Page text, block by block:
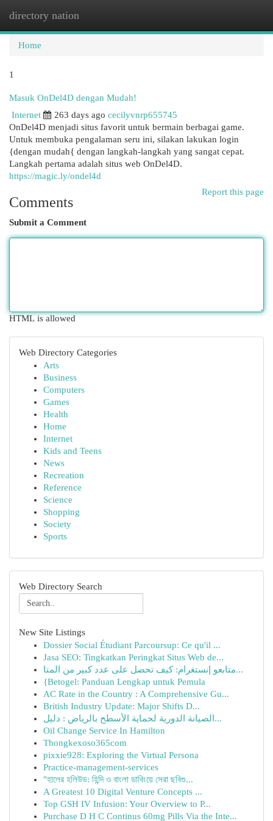
directory nation
Home
1
Masuk OnDel4D dengan Mudah!
Internet
263 days ago cecilyvnrp655745
OnDel4D menjadi situs favorit untuk bermain berbagai game.
Untuk membuka pengalaman seru ini, silakan lakukan login
{dengan mudah{ dengan langkah-langkah yang sangat cepat.
Langkah pertama adalah situs web OnDel4D.
https://magic.ly/ondel4d
Report this page
Comments
Submit a Comment
HTML is allowed
Web Directory Categories
Arts
Business
Computers
Games
Health
Home
Internet
Kids and Teens
News
Recreation
Reference
Science
Shopping
Society
Sports
Web Directory Search
New Site Listings
Dossier Social Étudiant Parcoursup: Ce qu'il ...
Jasa SEO: Tingkatkan Peringkat Situs Web de...
متابعو إنستغرام: كيف تحصل على عدد كبير من المتا...
{Betogel: Panduan Lengkap untuk Pemula
AC Rate in the Country : A Comprehensive Gu...
British Industry Update: Major Shifts D...
الصيانة الدورية لحماية الأسطح بالرياض : دليل...
Oil Change Service In Hamilton
Thongkexoso365com
pixxie928: Exploring the Virtual Persona
Practice-management-services
"হালের হলিউড: হিন্দি ও বাংলা ডাবিংয়ে সেরা ছবিগু...
A Greatest 10 Digital Venture Concepts ...
Top GSH IV Infusion: Your Overview to P...
Purchase D H C Continus 60mg Pills Via the Inte...